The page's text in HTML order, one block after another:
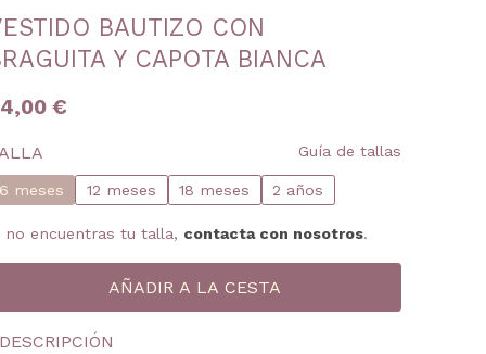
BAUTIZO CON
Y CAPOTA BIANCA
€
Guía de tallas
6 meses 12 meses 18 meses 2 años
no encuentras tu talla, contacta con nosotros.
DESCRIPCIÓN